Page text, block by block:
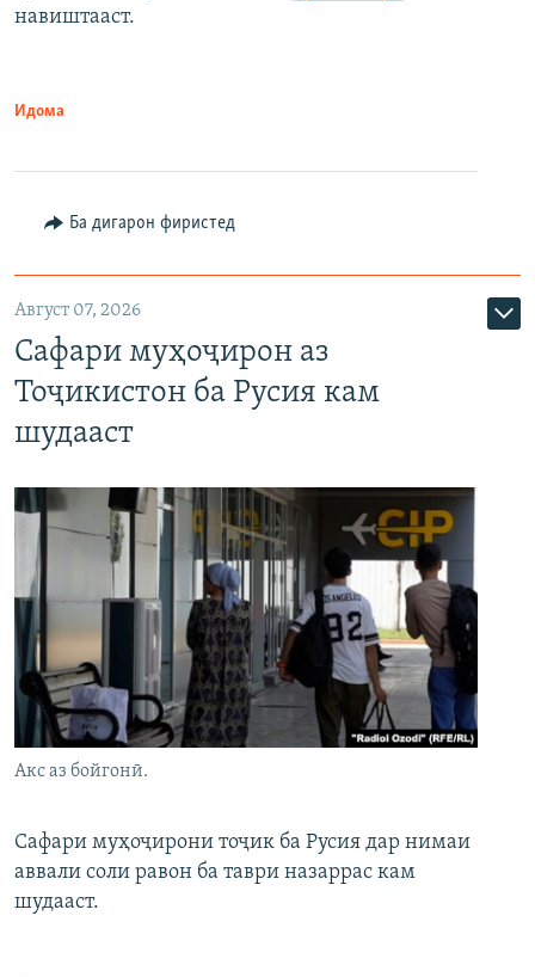
навиштааст.
Идома
Ба дигарон фиристед
Август 07, 2026
Сафари муҳоҷирон аз
Тоҷикистон ба Русия кам
шудааст
Акс аз бойгонӣ.
Сафари муҳоҷирони тоҷик ба Русия дар нимаи
аввали соли равон ба таври назаррас кам
шудааст.